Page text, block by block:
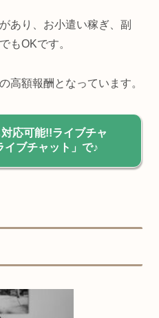
あり、お小遣い稼ぎ、副
もOKです。
高額報酬となっています。
応可能!!ライブチャ
イブチャット」で♪